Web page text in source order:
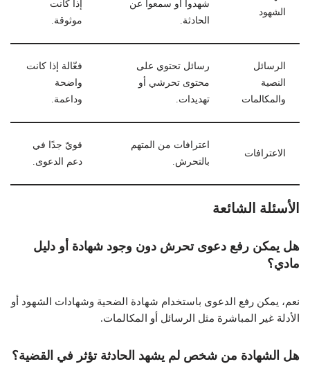
الشهود
شهدوا أو سمعوا عن
الحادثة.
إذا كانت
موثوقة.
الرسائل
النصية
والمكالمات
رسائل تحتوي على
محتوى تحرشي أو
تهديدات.
فعّالة إذا كانت
واضحة
وداعمة.
الاعترافات
اعترافات من المتهم
بالتحرش.
قويّ جدًا في
دعم الدعوى.
الأسئلة الشائعة
هل يمكن رفع دعوى تحرش دون وجود شهادة أو دليل
مادي؟
نعم، يمكن رفع الدعوى باستخدام شهادة الضحية وشهادات الشهود أو
الأدلة غير المباشرة مثل الرسائل أو المكالمات.
هل الشهادة من شخص لم يشهد الحادثة تؤثر في القضية؟